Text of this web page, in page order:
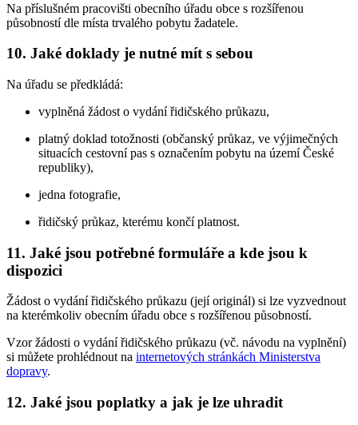
Na příslušném pracovišti obecního úřadu obce s rozšířenou
působností dle místa trvalého pobytu žadatele.
10. Jaké doklady je nutné mít s sebou
Na úřadu se předkládá:
vyplněná žádost o vydání řidičského průkazu,
platný doklad totožnosti (občanský průkaz, ve výjimečných
situacích cestovní pas s označením pobytu na území České
republiky),
jedna fotografie,
řidičský průkaz, kterému končí platnost.
11. Jaké jsou potřebné formuláře a kde jsou k
dispozici
Žádost o vydání řidičského průkazu (její originál) si lze vyzvednout
na kterémkoliv obecním úřadu obce s rozšířenou působností.
Vzor žádosti o vydání řidičského průkazu (vč. návodu na vyplnění)
si můžete prohlédnout na internetových stránkách Ministerstva
dopravy.
12. Jaké jsou poplatky a jak je lze uhradit